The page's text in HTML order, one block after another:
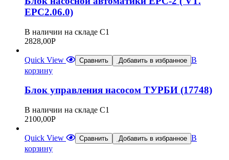
EPC2.06.0)
В наличии на складе С1
2828,00Р
Quick View Сравнить Добавить в избранное В
корзину
Блок управления насосом ТУРБИ (17748)
В наличии на складе С1
2100,00Р
Quick View Сравнить Добавить в избранное В
корзину